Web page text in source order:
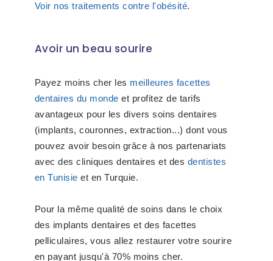
Voir nos traitements contre l'obésité.
Avoir un beau sourire
Payez moins cher les meilleures facettes
dentaires du monde et profitez de tarifs
avantageux pour les divers soins dentaires
(implants, couronnes, extraction...) dont vous
pouvez avoir besoin grâce à nos partenariats
avec des cliniques dentaires et des dentistes
en Tunisie et en Turquie.
Pour la même qualité de soins dans le choix
des implants dentaires et des facettes
pelliculaires, vous allez restaurer votre sourire
en payant jusqu'à 70% moins cher.